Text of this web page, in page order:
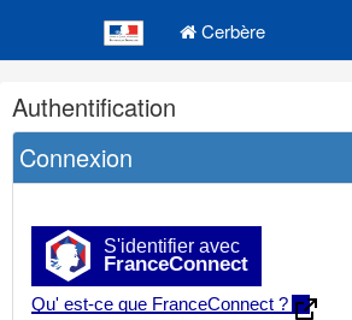
Cerbère
Navigation
et
outils
annexes
Authentification
Connexion
S'identifier avec
FranceConnect
Qu' est-ce que FranceConnect ?